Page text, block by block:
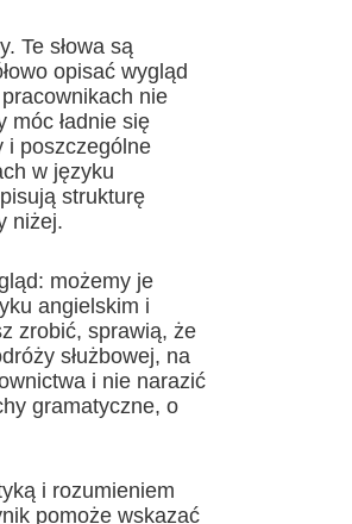
Te słowa są
opisać wygląd
nie
móc ładnie się
i poszczególne
w języku
strukturę
niżej.
możemy je
angielskim i
zrobić, sprawią, że
służbowej, na
i nie narazić
gramatyczne, o
i rozumieniem
pomoże wskazać